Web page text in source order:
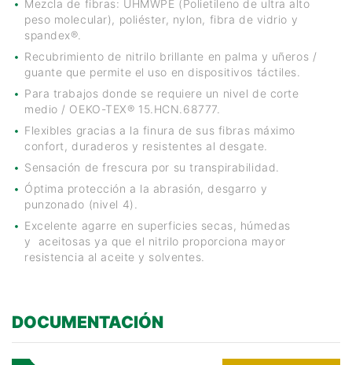
Mezcla de fibras: UHMWPE (Polietileno de ultra alto
peso molecular), poliéster, nylon, fibra de vidrio y
spandex®.
Recubrimiento de nitrilo brillante en palma y uñeros /
guante que permite el uso en dispositivos táctiles.
Para trabajos donde se requiere un nivel de corte
medio / OEKO-TEX® 15.HCN.68777.
Flexibles gracias a la finura de sus fibras máximo
confort, duraderos y resistentes al desgate.
Sensación de frescura por su transpirabilidad.
Óptima protección a la abrasión, desgarro y
punzonado (nivel 4).
Excelente agarre en superficies secas, húmedas
y aceitosas ya que el nitrilo proporciona mayor
resistencia al aceite y solventes.
DOCUMENTACIÓN